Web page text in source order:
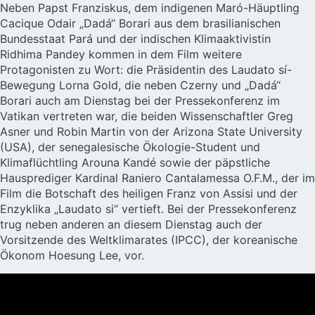
Neben Papst Franziskus, dem indigenen Maró-Häuptling
Cacique Odair „Dadá“ Borari aus dem brasilianischen
Bundesstaat Pará und der indischen Klimaaktivistin
Ridhima Pandey kommen in dem Film weitere
Protagonisten zu Wort: die Präsidentin des Laudato sí-
Bewegung Lorna Gold, die neben Czerny und „Dadá“
Borari auch am Dienstag bei der Pressekonferenz im
Vatikan vertreten war, die beiden Wissenschaftler Greg
Asner und Robin Martin von der Arizona State University
(USA), der senegalesische Ökologie-Student und
Klimaflüchtling Arouna Kandé sowie der päpstliche
Hausprediger Kardinal Raniero Cantalamessa O.F.M., der im
Film die Botschaft des heiligen Franz von Assisi und der
Enzyklika „Laudato si“ vertieft. Bei der Pressekonferenz
trug neben anderen an diesem Dienstag auch der
Vorsitzende des Weltklimarates (IPCC), der koreanische
Ökonom Hoesung Lee, vor.